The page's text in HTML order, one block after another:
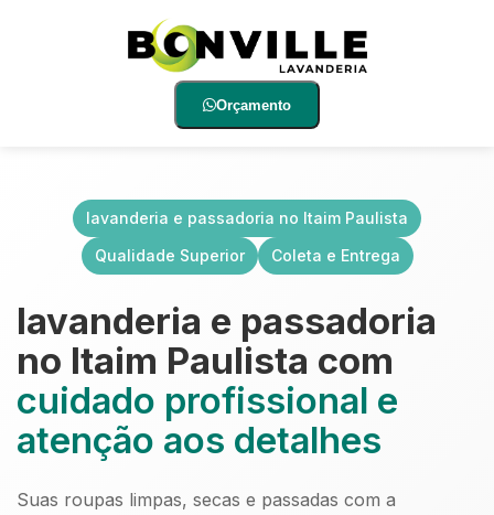
Orçamento
lavanderia e passadoria no Itaim Paulista
Qualidade Superior
Coleta e Entrega
lavanderia e passadoria
no Itaim Paulista com
cuidado profissional e
atenção aos detalhes
Suas roupas limpas, secas e passadas com a